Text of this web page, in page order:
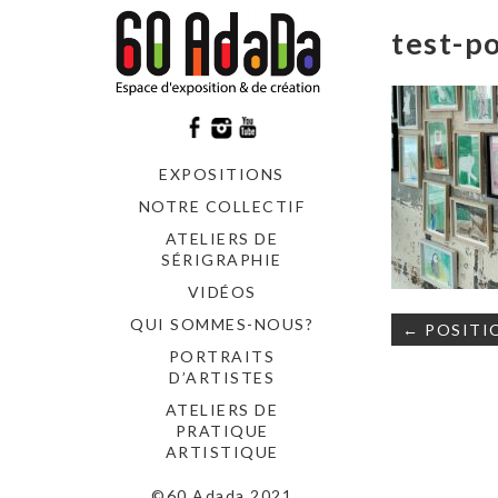
EXPOSITIONS
NOTRE COLLECTIF
ATELIERS DE
SÉRIGRAPHIE
VIDÉOS
QUI SOMMES-NOUS?
PORTRAITS
D’ARTISTES
ATELIERS DE
PRATIQUE
ARTISTIQUE
test-
de
←